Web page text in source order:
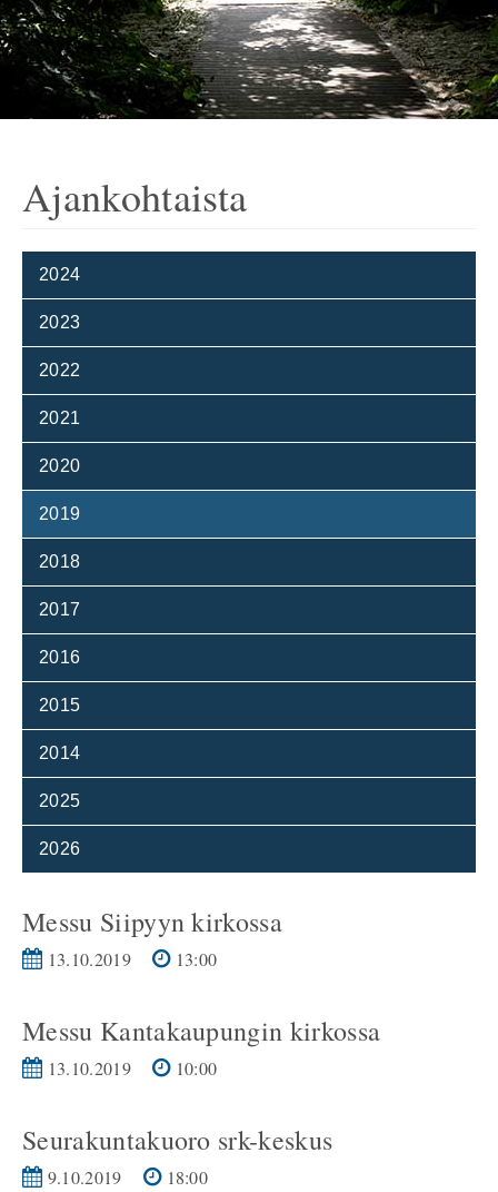
Ajankohtaista
2024
2023
2022
2021
2020
2019
2018
2017
2016
2015
2014
2025
2026
Messu Siipyyn kirkossa
13.10.2019 13:00
Messu Kantakaupungin kirkossa
13.10.2019 10:00
Seurakuntakuoro srk-keskus
9.10.2019 18:00